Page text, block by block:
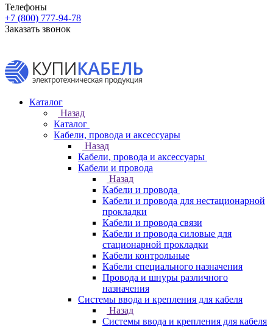
Телефоны
+7 (800) 777-94-78
Заказать звонок
Каталог
Назад
Каталог
Кабели, провода и аксессуары
Назад
Кабели, провода и аксессуары
Кабели и провода
Назад
Кабели и провода
Кабели и провода для нестационарной
прокладки
Кабели и провода связи
Кабели и провода силовые для
стационарной прокладки
Кабели контрольные
Кабели специального назначения
Провода и шнуры различного
назначения
Системы ввода и крепления для кабеля
Назад
Системы ввода и крепления для кабеля